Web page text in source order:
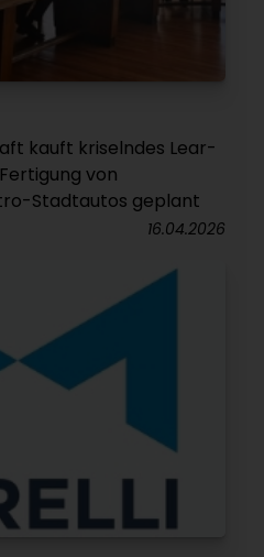
kauft kriselndes Lear-
von
Stadtautos geplant
16.04.2026